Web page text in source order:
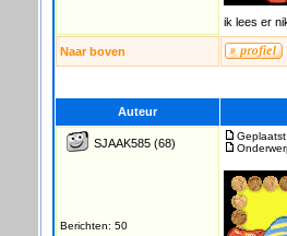
ik lees er
Naar boven
Auteur
SJAAK585 (68)
Berichten: 50